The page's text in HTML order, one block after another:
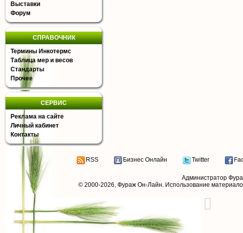
Выставки
Форум
СПРАВОЧНИК
Термины Инкотермс
Таблица мер и весов
Стандарты
Прочее
СЕРВИС
Реклама на сайте
Личный кабинет
Контакты
RSS Бизнес Онлайн Twitter
Администратор
© 2000-2026, Фураж Он-Лайн. Использование